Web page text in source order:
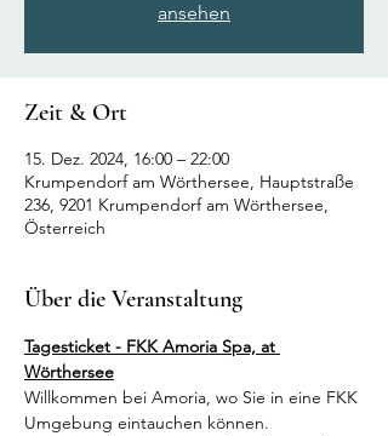
ansehen
Zeit & Ort
15. Dez. 2024, 16:00 – 22:00
Krumpendorf am Wörthersee, Hauptstraße
236, 9201 Krumpendorf am Wörthersee,
Österreich
Über die Veranstaltung
Tagesticket - FKK Amoria Spa, at
Wörthersee
Willkommen bei Amoria, wo Sie in eine FKK
Umgebung eintauchen können.